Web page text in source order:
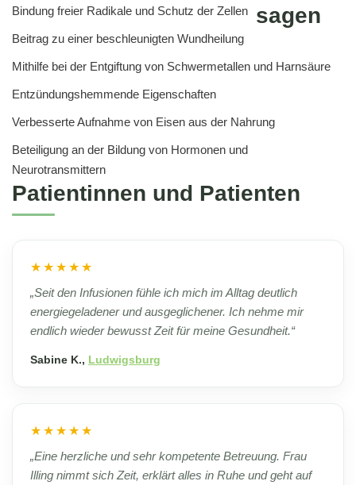
Bindung freier Radikale und Schutz der Zellen
Beitrag zu einer beschleunigten Wundheilung
Mithilfe bei der Entgiftung von Schwermetallen und Harnsäure
Entzündungshemmende Eigenschaften
Verbesserte Aufnahme von Eisen aus der Nahrung
Beteiligung an der Bildung von Hormonen und
Neurotransmittern
sagen
Patientinnen und Patienten
★★★★★
„Seit den Infusionen fühle ich mich im Alltag deutlich
energiegeladener und ausgeglichener. Ich nehme mir
endlich wieder bewusst Zeit für meine Gesundheit.“
Sabine K., Ludwigsburg
★★★★★
„Eine herzliche und sehr kompetente Betreuung. Frau
Illing nimmt sich Zeit, erklärt alles in Ruhe und geht auf